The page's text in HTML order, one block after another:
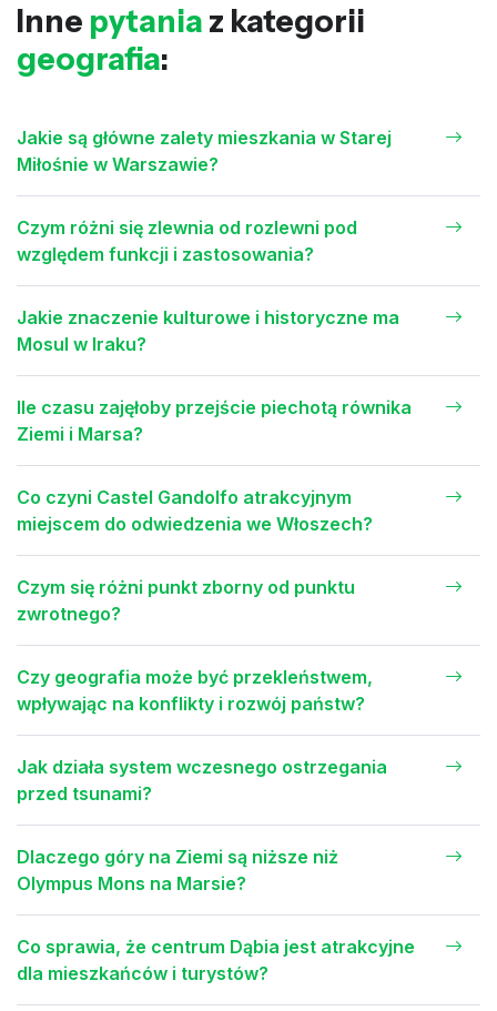
Inne pytania z kategorii
geografia:
Jakie są główne zalety mieszkania w Starej
Miłośnie w Warszawie?
Czym różni się zlewnia od rozlewni pod
względem funkcji i zastosowania?
Jakie znaczenie kulturowe i historyczne ma
Mosul w Iraku?
Ile czasu zajęłoby przejście piechotą równika
Ziemi i Marsa?
Co czyni Castel Gandolfo atrakcyjnym
miejscem do odwiedzenia we Włoszech?
Czym się różni punkt zborny od punktu
zwrotnego?
Czy geografia może być przekleństwem,
wpływając na konflikty i rozwój państw?
Jak działa system wczesnego ostrzegania
przed tsunami?
Dlaczego góry na Ziemi są niższe niż
Olympus Mons na Marsie?
Co sprawia, że centrum Dąbia jest atrakcyjne
dla mieszkańców i turystów?